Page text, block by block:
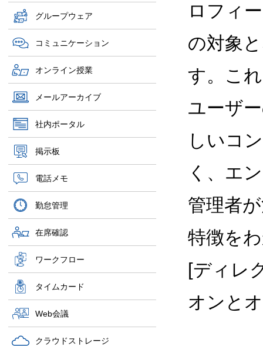
グループウェア
コミュニケーション
オンライン授業
メールアーカイブ
社内ポータル
掲示板
電話メモ
勤怠管理
在席確認
ワークフロー
タイムカード
Web会議
クラウドストレージ
ロフィ
の対象
す。こ
ユーザ
しいコ
く、エ
管理者
特徴を
[ディレ
オンと